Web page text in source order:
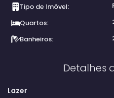
Tipo de Imóvel:
Quartos:
Banheiros:
Detalhes
Lazer